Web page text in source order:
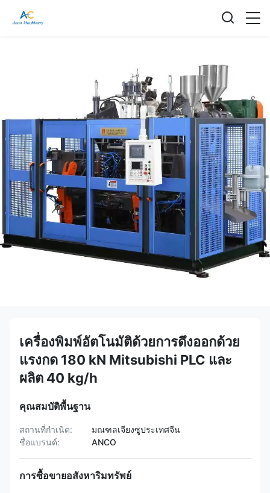
เครื่องพิมพ์อัตโนมัติด้วยการดึงออกด้วย
แรงกด 180 kN Mitsubishi PLC และ
ผลิต 40 kg/h
คุณสมบัติพื้นฐาน
สถานที่กำเนิด:
มณฑลเจียงซูประเทศจีน
ชื่อแบรนด์:
ANCO
การซื้อขายอสังหาริมทรัพย์